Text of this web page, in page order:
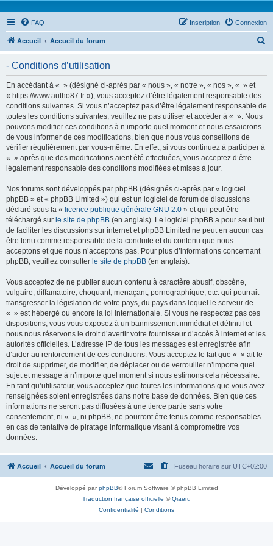
FAQ Connexion
Inscription
Accueil Accueil du forum
- Conditions d’utilisation
En accédant à « » (désigné ci-après par « nous », « notre », « nos », « » et
« https://www.autho87.fr »), vous acceptez d’être légalement responsable des
conditions suivantes. Si vous n’acceptez pas d’être légalement responsable de
toutes les conditions suivantes, veuillez ne pas utiliser et accéder à « ». Nous
pouvons modifier ces conditions à n’importe quel moment et nous essaierons
de vous informer de ces modifications, bien que nous vous conseillons de
vérifier régulièrement par vous-même. En effet, si vous continuez à participer à
« » après que des modifications aient été effectuées, vous acceptez d’être
légalement responsable des conditions modifiées et mises à jour.
Nos forums sont développés par phpBB (désignés ci-après par « logiciel
phpBB » et « phpBB Limited ») qui est un logiciel de forum de discussions
déclaré sous la « licence publique générale GNU 2.0 » et qui peut être
téléchargé sur le site de phpBB (en anglais). Le logiciel phpBB a pour seul but
de faciliter les discussions sur internet et phpBB Limited ne peut en aucun cas
être tenu comme responsable de la conduite et du contenu que nous
acceptons et que nous n’acceptons pas. Pour plus d’informations concernant
phpBB, veuillez consulter le site de phpBB (en anglais).
Vous acceptez de ne publier aucun contenu à caractère abusif, obscène,
vulgaire, diffamatoire, choquant, menaçant, pornographique, etc. qui pourrait
transgresser la législation de votre pays, du pays dans lequel le serveur de
« » est hébergé ou encore la loi internationale. Si vous ne respectez pas ces
dispositions, vous vous exposez à un bannissement immédiat et définitif et
nous nous réservons le droit d’avertir votre fournisseur d’accès à internet et les
autorités officielles. L’adresse IP de tous les messages est enregistrée afin
d’aider au renforcement de ces conditions. Vous acceptez le fait que « » ait le
droit de supprimer, de modifier, de déplacer ou de verrouiller n’importe quel
sujet et message à n’importe quel moment si nous estimons cela nécessaire.
En tant qu’utilisateur, vous acceptez que toutes les informations que vous avez
renseignées soient enregistrées dans notre base de données. Bien que ces
informations ne seront pas diffusées à une tierce partie sans votre
consentement, ni « », ni phpBB, ne pourront être tenus comme responsables
en cas de tentative de piratage informatique visant à compromettre vos
données.
Accueil Accueil du forum Fuseau horaire sur UTC+02:00
Développé parphpBB® Forum Software © phpBB Limited
Traduction française officielle ©Qiaeru
Confidentialité | Conditions